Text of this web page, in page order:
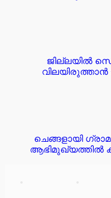
ജില്ലയില്‍
വിലയിരുത്താന്‍
ചെങ്ങളായി
ആഭിമുഖ്യത്തിൽ